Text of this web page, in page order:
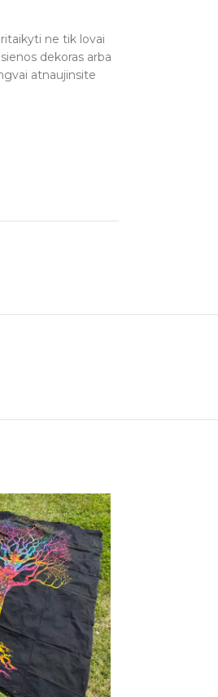
ne tik lovai
dekoras arba
atnaujinsite